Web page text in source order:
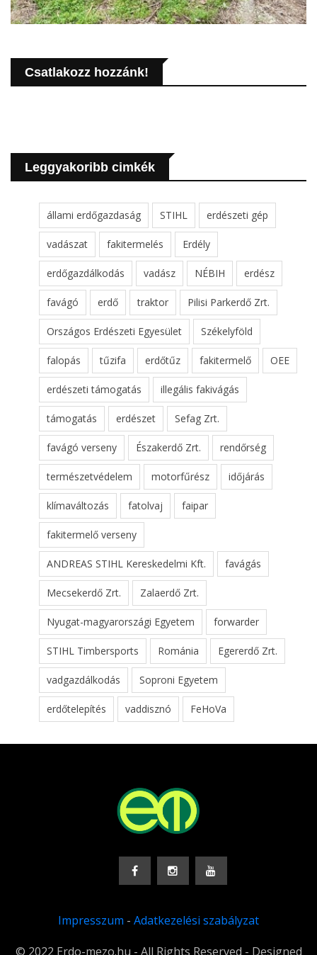
Csatlakozz hozzánk!
Leggyakoribb cimkék
állami erdőgazdaság STIHL erdészeti gép
vadászat fakitermelés Erdély
erdőgazdálkodás vadász NÉBIH erdész
favágó erdő traktor Pilisi Parkerdő Zrt.
Országos Erdészeti Egyesület Székelyföld
falopás tűzifa erdőtűz fakitermelő OEE
erdészeti támogatás illegális fakivágás
támogatás erdészet Sefag Zrt.
favágó verseny Északerdő Zrt. rendőrség
természetvédelem motorfűrész időjárás
klímaváltozás fatolvaj faipar
fakitermelő verseny
ANDREAS STIHL Kereskedelmi Kft. favágás
Mecsekerdő Zrt. Zalaerdő Zrt.
Nyugat-magyarországi Egyetem forwarder
STIHL Timbersports Románia Egererdő Zrt.
vadgazdálkodás Soproni Egyetem
erdőtelepítés vaddisznó FeHoVa
Impresszum - Adatkezelési szabályzat
© 2022 Erdo-mezo.hu - All Rights Reserved - Designed